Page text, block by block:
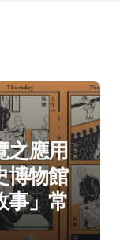
之應用
博物館
事」常